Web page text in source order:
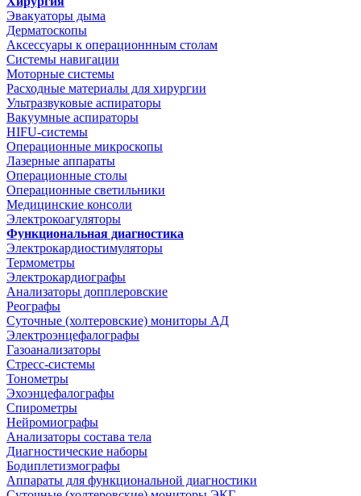
Эвакуаторы дыма
Дерматоскопы
Аксессуары к операционнным столам
Системы навигации
Моторные системы
Расходные материалы для хирургии
Ультразвуковые аспираторы
Вакуумные аспираторы
HIFU-системы
Операционные микроскопы
Лазерные аппараты
Операционные столы
Операционные светильники
Медицинские консоли
Электрокоагуляторы
Функциональная диагностика
Электрокардиостимуляторы
Термометры
Электрокардиографы
Анализаторы допплеровские
Реографы
Суточные (холтеровские) мониторы АД
Электроэнцефалографы
Газоанализаторы
Стресс-системы
Тонометры
Эхоэнцефалографы
Спирометры
Нейромиографы
Анализаторы состава тела
Диагностические наборы
Бодиплетизмографы
Аппараты для функциональной диагностики